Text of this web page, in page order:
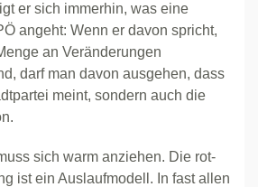
er sich immerhin, was eine
angeht: Wenn er davon spricht,
an Veränderungen
darf man davon ausgehen, dass
meint, sondern auch die
sich warm anziehen. Die rot-
ist ein Auslaufmodell. In fast allen